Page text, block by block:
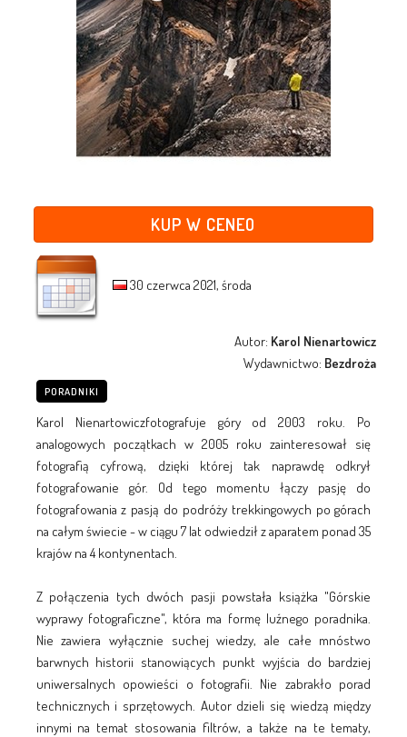
KUP W CENEO
30 czerwca 2021, środa
Autor: Karol Nienartowicz
Wydawnictwo: Bezdroża
PORADNIKI
Karol Nienartowiczfotografuje góry od 2003 roku. Po
analogowych początkach w 2005 roku zainteresował się
fotografią cyfrową, dzięki której tak naprawdę odkrył
fotografowanie gór. Od tego momentu łączy pasję do
fotografowania z pasją do podróży trekkingowych po górach
na całym świecie - w ciągu 7 lat odwiedził z aparatem ponad 35
krajów na 4 kontynentach.
Z połączenia tych dwóch pasji powstała książka "Górskie
wyprawy fotograficzne", która ma formę luźnego poradnika.
Nie zawiera wyłącznie suchej wiedzy, ale całe mnóstwo
barwnych historii stanowiących punkt wyjścia do bardziej
uniwersalnych opowieści o fotografii. Nie zabrakło porad
technicznych i sprzętowych. Autor dzieli się wiedzą między
innymi na temat stosowania filtrów, a także na te tematy,